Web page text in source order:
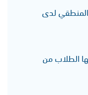
المنطقي لدى
الطلاب من